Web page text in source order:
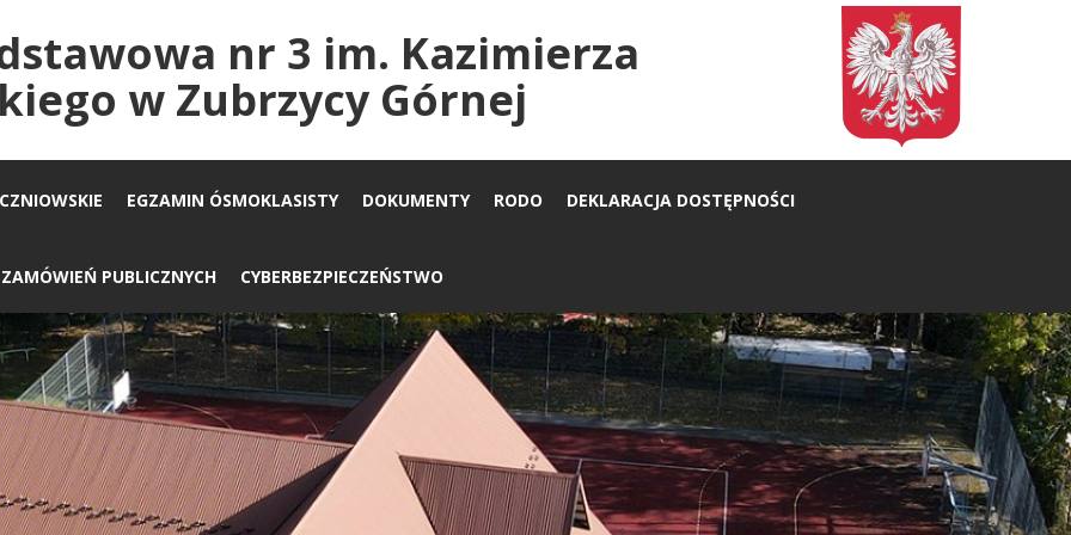
nr 3 im. Kazimierza
w Zubrzycy Górnej
EGZAMIN ÓSMOKLASISTY DOKUMENTY RODO DEKLARACJA DOSTĘPNOŚCI
PUBLICZNYCH CYBERBEZPIECZEŃSTWO